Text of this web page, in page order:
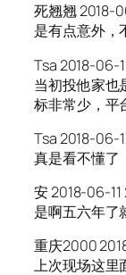
死翘翘 2018-
是有点意外，
Tsa 2018-06-
当初投他家也
标非常少，平
Tsa 2018-06-
真是看不懂了
安 2018-06-11
是啊五六年了
重庆2000
上次现场这里